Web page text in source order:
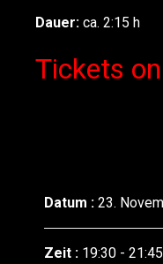
Dauer: ca. 2:15 h
Tickets
Datum : 23.
Zeit : 19:30 - 21:45